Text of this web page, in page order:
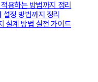
용하는 방법까지 정리
정 방법까지 정리
설계 방법 실전 가이드